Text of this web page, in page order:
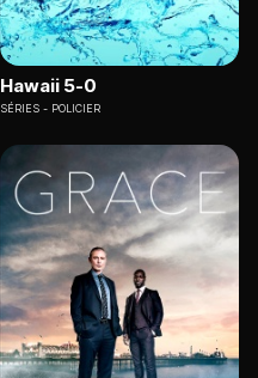
Hawaii 5-0
SÉRIES POLICIER